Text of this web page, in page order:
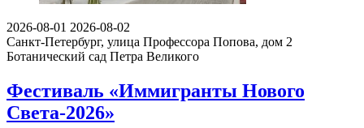
2026-08-01 2026-08-02
Санкт-Петербург, улица Профессора Попова, дом 2
Ботанический сад Петра Великого
Фестиваль «Иммигранты Нового
Света-2026»